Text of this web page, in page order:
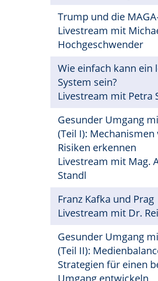
Trump und die
Livestream mit
Hochgeschwender
Wie einfach kann ein
System sein?
Livestream mit Petra
Gesunder Umgang
(Teil I):
Risiken erkennen
Livestream mit Mag.
Standl
Franz Kafka und Prag
Livestream mit Dr.
Gesunder Umgang
(Teil II):
Strategien für einen
Umgang entwickeln